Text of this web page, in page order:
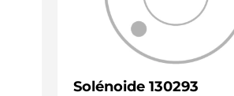
Solénoide 130293